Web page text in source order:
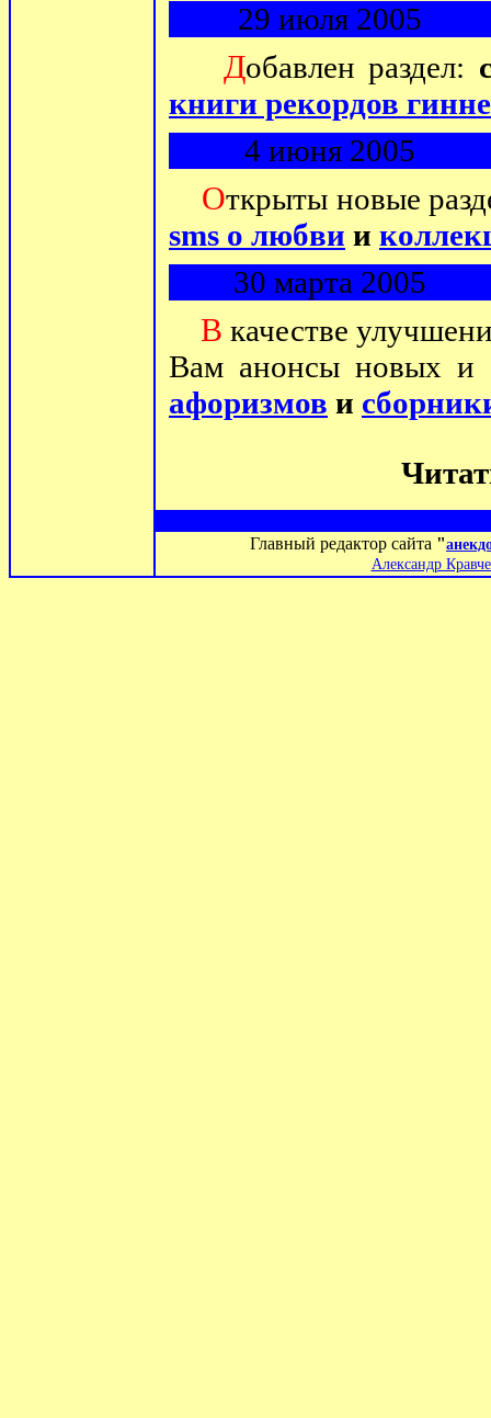
29 июля 2005
Добавлен раздел:
книги рекордов
4 июня 2005
Открыты новые
sms о любви и
30 марта 2005
В качестве
Вам анонсы новых
афоризмов и
Главный редактор сайта "
Александр